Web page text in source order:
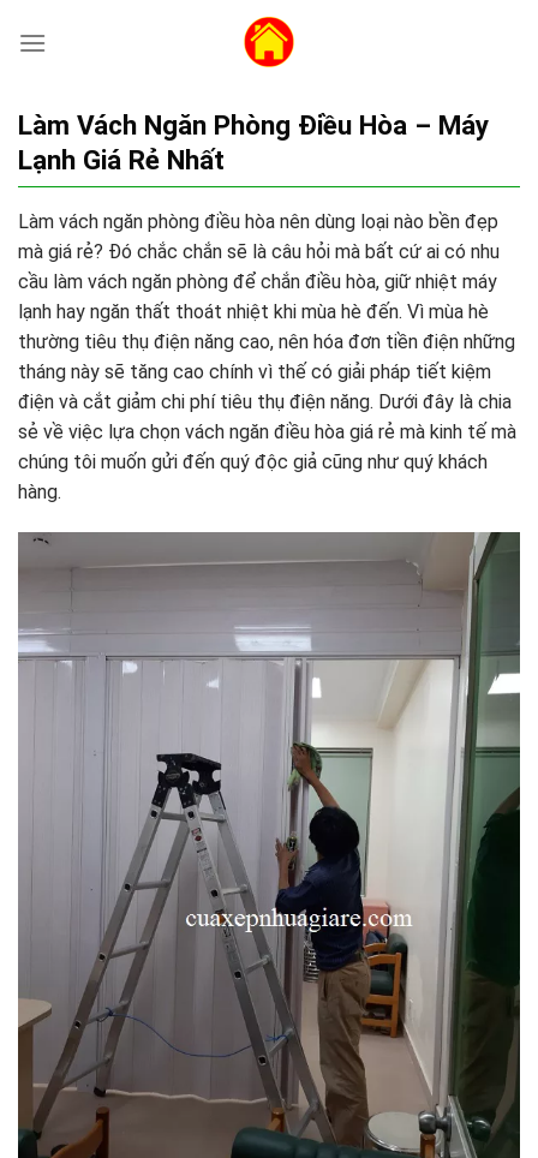
Làm Vách Ngăn Phòng Điều Hòa – Máy
Lạnh Giá Rẻ Nhất
Làm vách ngăn phòng điều hòa nên dùng loại nào bền đẹp
mà giá rẻ? Đó chắc chắn sẽ là câu hỏi mà bất cứ ai có nhu
cầu làm vách ngăn phòng để chắn điều hòa, giữ nhiệt máy
lạnh hay ngăn thất thoát nhiệt khi mùa hè đến. Vì mùa hè
thường tiêu thụ điện năng cao, nên hóa đơn tiền điện những
tháng này sẽ tăng cao chính vì thế có giải pháp tiết kiệm
điện và cắt giảm chi phí tiêu thụ điện năng. Dưới đây là chia
sẻ về việc lựa chọn vách ngăn điều hòa giá rẻ mà kinh tế mà
chúng tôi muốn gửi đến quý độc giả cũng như quý khách
hàng.